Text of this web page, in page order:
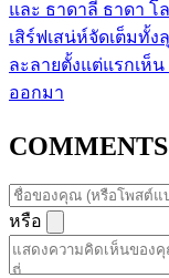
และ ธาดาลี ธาดา โ
เสิร์ฟเสน่ห์จัดเต็มทั้
ละลายตั้งแต่แรกเห็น
ออกมา
หรือ